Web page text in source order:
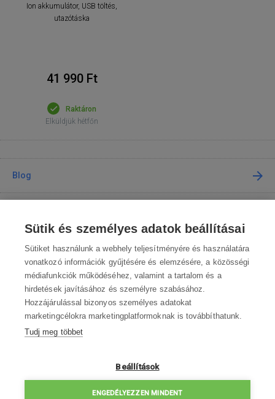
Ion akkumulátor, USB töltés,
utazótáska
41 990 Ft
Raktáron
Elküldjük hétfőn
Blog
A vásárlásról
Kapcsolat
Lépjen kapcsolatba velünk
Hé-Pé 8:00—16:30
Sütik és személyes adatok beállításai
Sütiket használunk a webhely teljesítményére és használatára
vonatkozó információk gyűjtésére és elemzésére, a közösségi
médiafunkciók működéséhez, valamint a tartalom és a
hirdetések javításához és személyre szabásához.
Hozzájárulással bizonyos személyes adatokat
marketingcélokra marketingplatformoknak is továbbíthatunk.
Tudj meg többet
Beállítások
ENGEDÉLYEZZEN MINDENT